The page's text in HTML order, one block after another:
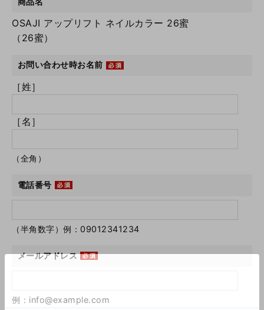
OSAJI アップリフト ネイルカラー 26蜜
（26蜜）
お問い合わせ時お名前
［姓］
［名］
（全角）
電話番号
（半角数字）例：09012341234
メールアドレス
例：info@example.com